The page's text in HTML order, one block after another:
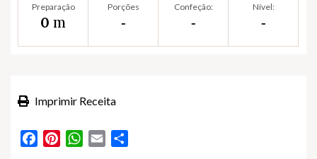
Preparação
0 m
Porções
‐
Confeção:
‐
Nível:
‐
Imprimir Receita
FacebookPinterestWhatsApp
Email